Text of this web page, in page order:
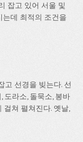
잡고 있어 서울 및
데 최적의 조건을
고 선경을 빚는다. 선
도라소, 돌묵소, 봉바
걸쳐 펼쳐진다. 옛날,